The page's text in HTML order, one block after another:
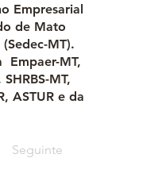
Empresarial
de Mato
MT).
Empaer-MT,
MT,
ASTUR e da
Seguinte